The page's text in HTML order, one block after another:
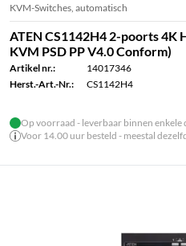
KVM-Switches, automatisch
ATEN CS1142H4 2-poorts 4K
KVM PSD PP V4.0 Conform)
Artikel nr.:
14017346
Herst.-Art.-Nr.:
CS1142H4
Op voorraad - leverbaar binnen enkele
Voor 14.00 uur besteld - meestal